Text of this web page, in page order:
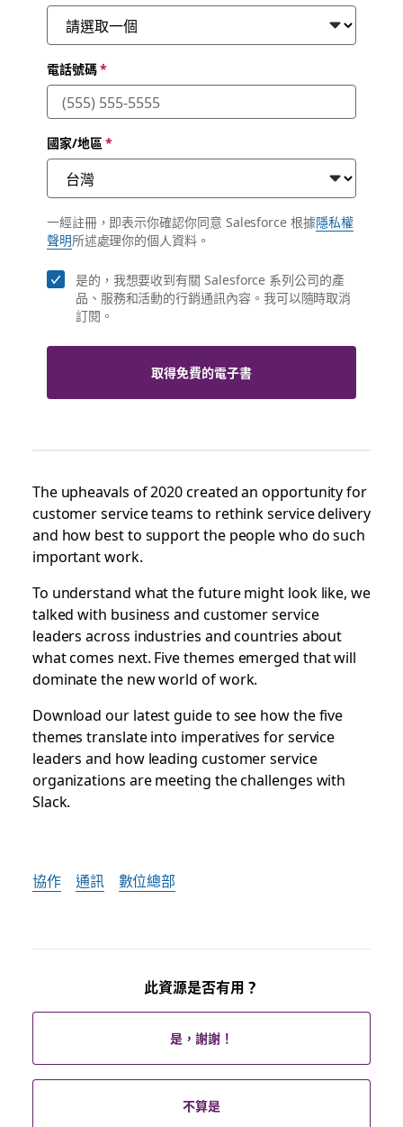
電話號碼*
國家/地區 *
一經註冊，即表示你確認你同意 Salesforce 根據隱私權
聲明所述處理你的個人資料。
是的，我想要收到有關 Salesforce 系列公司的產
品、服務和活動的行銷通訊內容。我可以隨時取消
訂閱。
取得免費的電子書
The upheavals of 2020 created an opportunity for
customer service teams to rethink service delivery
and how best to support the people who do such
important work.
To understand what the future might look like, we
talked with business and customer service
leaders across industries and countries about
what comes next. Five themes emerged that will
dominate the new world of work.
Download our latest guide to see how the five
themes translate into imperatives for service
leaders and how leading customer service
organizations are meeting the challenges with
Slack.
協作 通訊 數位總部
此資源是否有用？
是，謝謝！
不算是